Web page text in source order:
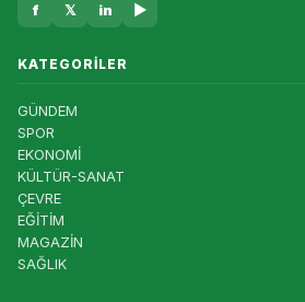
f 𝕏 in ▶
KATEGORILER
GÜNDEM
SPOR
EKONOMİ
KÜLTÜR-SANAT
ÇEVRE
EĞİTİM
MAGAZİN
SAĞLIK